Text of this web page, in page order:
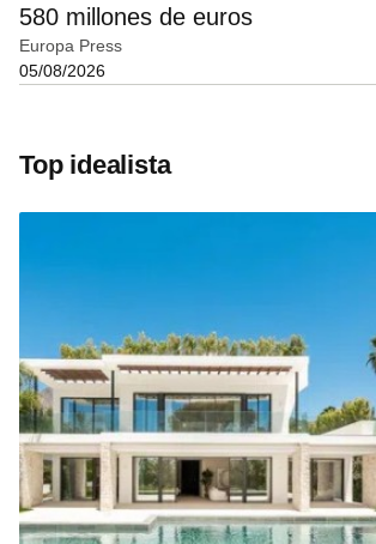
580 millones de euros
Europa Press
05/08/2026
Top idealista